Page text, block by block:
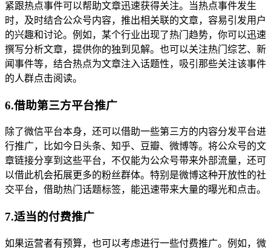
紧跟热点事件可以帮助文章迅速获得关注。当热点事件发生
时，及时结合公众号内容，推出相关联的文章，容易引发用户
的兴趣和讨论。例如，某个行业出现了热门趋势，你可以迅速
撰写分析文章，提供你的独到见解。也可以关注热门综艺、新
闻事件等，结合热点为文章注入话题性，吸引那些关注该事件
的人群点击阅读。
6.借助第三方平台推广
除了微信平台本身，还可以借助一些第三方的内容分发平台进
行推广，比如今日头条、知乎、豆瓣、微博等。将公众号的文
章链接分享到这些平台，不仅能为公众号带来外部流量，还可
以借此机会拓展更多的粉丝群体。特别是微博这种开放性的社
交平台，借助热门话题标签，能迅速带来大量的曝光和点击。
7.适当的付费推广
如果运营者有预算，也可以考虑进行一些付费推广。例如，微